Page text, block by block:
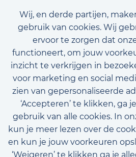
Wij, en derde partijen,
gebruik van cookies. Wij
ervoor te zorgen dat
functioneert, om jouw
inzicht te verkrijgen in
voor marketing en social
zien van gepersonaliseerde
‘Accepteren’ te klikken, ga
gebruik van alle cookies. In
kun je meer lezen over de
en kun je jouw voorkeuren
‘Weigeren’ te klikken ga je
Bekijk vacature
Bekijk onze